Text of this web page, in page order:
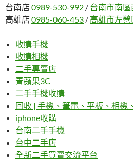
台南店 0989-530-992 / 台南市南
高雄店 0985-060-453 / 高雄市左
收購手機
收購相機
二手專賣店
青蘋果3C
二手手機收購
回收 | 手機、筆電、平板、相機
iphone收購
台南二手手機
台中二手店
全新二手買賣交流平台